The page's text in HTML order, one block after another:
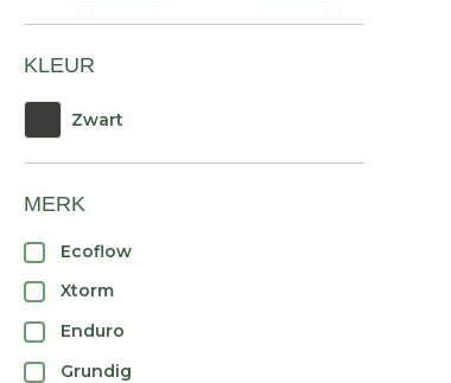
KLEUR
Zwart
MERK
Ecoflow
Xtorm
Enduro
Grundig